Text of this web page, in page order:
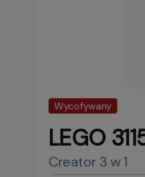
Wycofywany
LEGO
Creator 3 w 1